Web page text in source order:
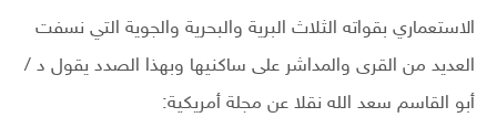
الاستعماري بقواته الثلاث البرية والبحرية والجوية التي نسفت
العديد من القرى والمداشر على ساكنيها وبهذا الصدد يقول د /
أبو القاسم سعد الله نقلا عن مجلة أمريكية: